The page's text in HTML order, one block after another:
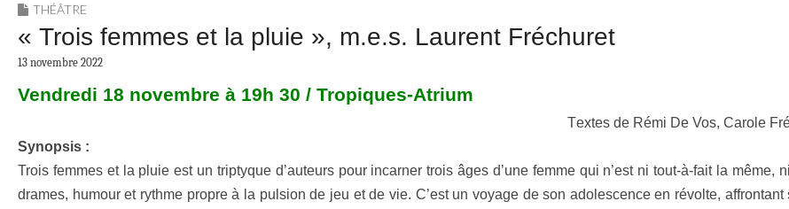
THÉÂTRE
« Trois femmes et la pluie », m.e.s. Laurent Fréchuret
13 novembre 2022
Vendredi 18 novembre à 19h 30 / Tropiques-Atrium
Textes de Rémi De Vos, Carole
Synopsis :
Trois femmes et la pluie est un triptyque d’auteurs pour incarner trois âges d’une femme qui n’est ni tout-à-fait la
drames, humour et rythme propre à la pulsion de jeu et de vie. C’est un voyage de son adolescence en révolte,